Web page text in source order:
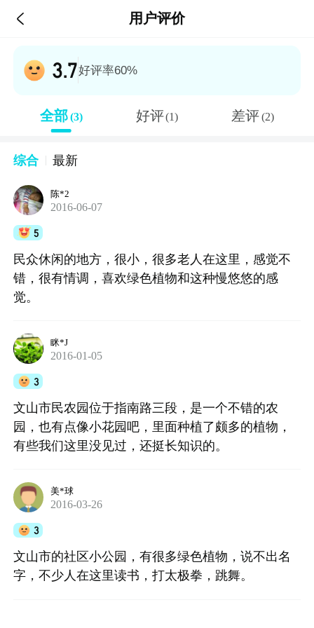
 用户评价
3.7好评率60%
全部(3) 好评(1) 差评(2)
综合 最新
陈*2
2016-06-07
5
民众休闲的地方，很小，很多老人在这里，感觉不
错，很有情调，喜欢绿色植物和这种慢悠悠的感
觉。
眯*J
2016-01-05
3
文山市民农园位于指南路三段，是一个不错的农
园，也有点像小花园吧，里面种植了颇多的植物，
有些我们这里没见过，还挺长知识的。
美*球
2016-03-26
3
文山市的社区小公园，有很多绿色植物，说不出名
字，不少人在这里读书，打太极拳，跳舞。